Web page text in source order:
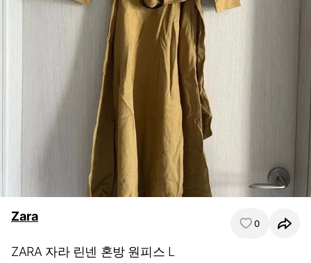
Zara 0
ZARA 자라 린넨 혼방 원피스 L